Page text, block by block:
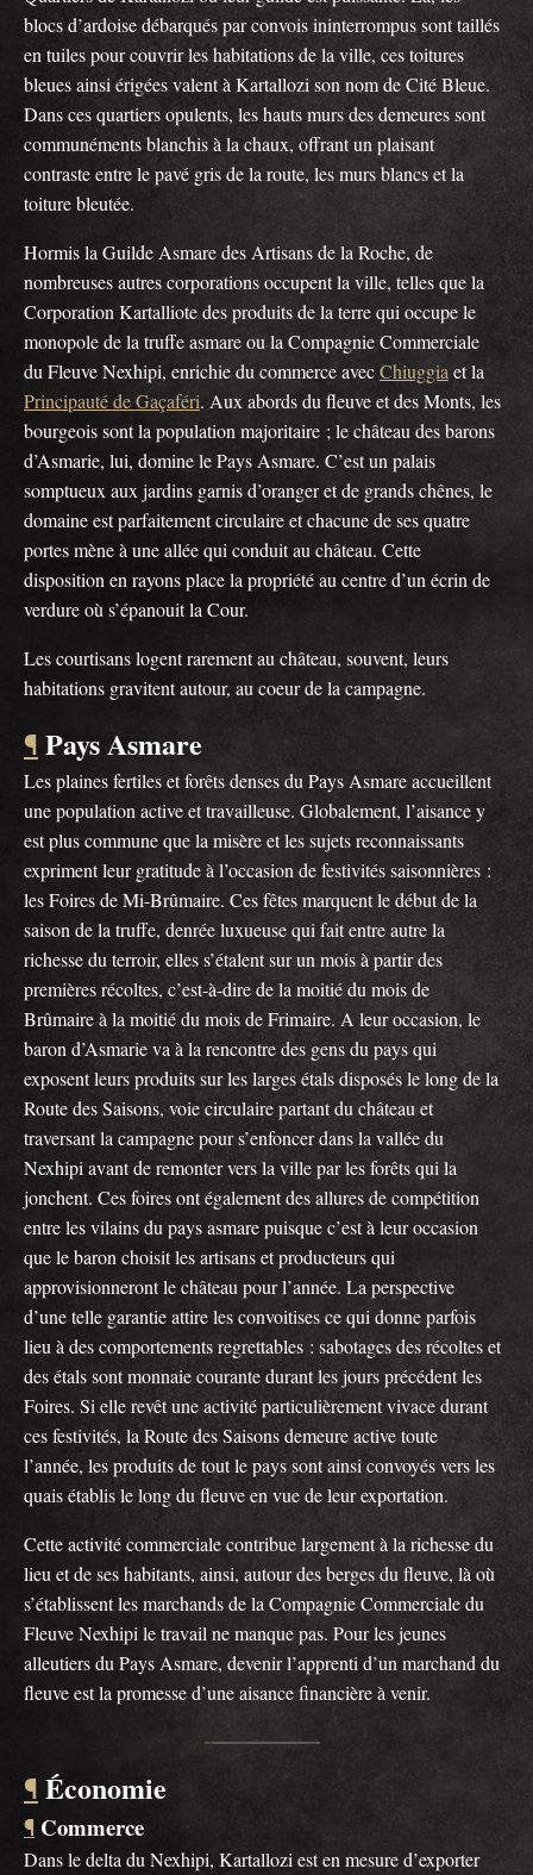
blocs d’ardoise débarqués par convois ininterrompus sont taillés
en tuiles pour couvrir les habitations de la ville, ces toitures
bleues ainsi érigées valent à Kartallozi son nom de Cité Bleue.
Dans ces quartiers opulents, les hauts murs des demeures sont
communéments blanchis à la chaux, offrant un plaisant
contraste entre le pavé gris de la route, les murs blancs et la
toiture bleutée.
Hormis la Guilde Asmare des Artisans de la Roche, de
nombreuses autres corporations occupent la ville, telles que la
Corporation Kartalliote des produits de la terre qui occupe le
monopole de la truffe asmare ou la Compagnie Commerciale
du Fleuve Nexhipi, enrichie du commerce avecChiuggia et la
Principauté de Gaçaféri. Aux abords du fleuve et des Monts, les
bourgeois sont la population majoritaire ; le château des barons
d’Asmarie, lui, domine le Pays Asmare. C’est un palais
somptueux aux jardins garnis d’oranger et de grands chênes, le
domaine est parfaitement circulaire et chacune de ses quatre
portes mène à une allée qui conduit au château. Cette
disposition en rayons place la propriété au centre d’un écrin de
verdure où s’épanouit la Cour.
Les courtisans logent rarement au château, souvent, leurs
habitations gravitent autour, au coeur de la campagne.
¶ Pays Asmare
Les plaines fertiles et forêts denses du Pays Asmare accueillent
une population active et travailleuse. Globalement, l’aisance y
est plus commune que la misère et les sujets reconnaissants
expriment leur gratitude à l’occasion de festivités saisonnières :
les Foires de Mi-Brûmaire. Ces fêtes marquent le début de la
saison de la truffe, denrée luxueuse qui fait entre autre la
richesse du terroir, elles s’étalent sur un mois à partir des
premières récoltes, c’est-à-dire de la moitié du mois de
Brûmaire à la moitié du mois de Frimaire. A leur occasion, le
baron d’Asmarie va à la rencontre des gens du pays qui
exposent leurs produits sur les larges étals disposés le long de la
Route des Saisons, voie circulaire partant du château et
traversant la campagne pour s’enfoncer dans la vallée du
Nexhipi avant de remonter vers la ville par les forêts qui la
jonchent. Ces foires ont également des allures de compétition
entre les vilains du pays asmare puisque c’est à leur occasion
que le baron choisit les artisans et producteurs qui
approvisionneront le château pour l’année. La perspective
d’une telle garantie attire les convoitises ce qui donne parfois
lieu à des comportements regrettables : sabotages des récoltes et
des étals sont monnaie courante durant les jours précédent les
Foires. Si elle revêt une activité particulièrement vivace durant
ces festivités, la Route des Saisons demeure active toute
l’année, les produits de tout le pays sont ainsi convoyés vers les
quais établis le long du fleuve en vue de leur exportation.
Cette activité commerciale contribue largement à la richesse du
lieu et de ses habitants, ainsi, autour des berges du fleuve, là où
s’établissent les marchands de la Compagnie Commerciale du
Fleuve Nexhipi le travail ne manque pas. Pour les jeunes
alleutiers du Pays Asmare, devenir l’apprenti d’un marchand du
fleuve est la promesse d’une aisance financière à venir.
¶ Économie
¶ Commerce
Dans le delta du Nexhipi, Kartallozi est en mesure d’exporter